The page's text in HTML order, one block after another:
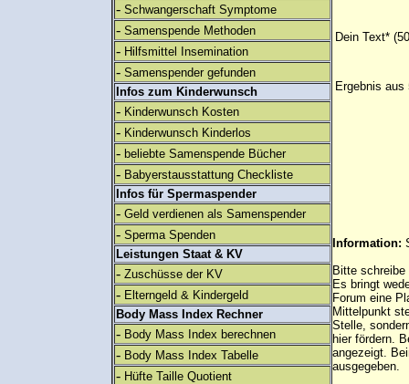
- Schwangerschaft Symptome
- Samenspende Methoden
- Hilfsmittel Insemination
- Samenspender gefunden
Infos zum Kinderwunsch
- Kinderwunsch Kosten
- Kinderwunsch Kinderlos
- beliebte Samenspende Bücher
- Babyerstausstattung Checkliste
Infos für Spermaspender
- Geld verdienen als Samenspender
- Sperma Spenden
Leistungen Staat & KV
- Zuschüsse der KV
- Elterngeld & Kindergeld
Body Mass Index Rechner
- Body Mass Index berechnen
- Body Mass Index Tabelle
- Hüfte Taille Quotient
Dein Text*
Ergebnis aus
Information:
Bitte
Es bringt
Forum eine
Mittelpunkt
Stelle,
hier fördern.
angezeigt.
ausgegeben.